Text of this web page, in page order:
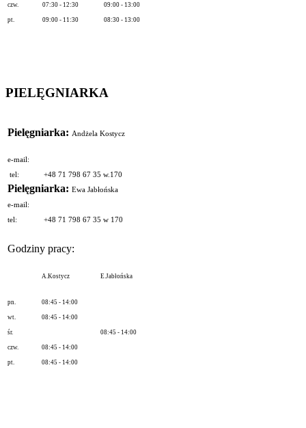
czw. 07:30 - 12:30 09:00 - 13:00
pt. 09:00 - 11:30 08:30 - 13:00
PIELĘGNIARKA
Pielęgniarka: Andżela Kostycz
e-mail:
tel:
+48 71 798 67 35 w.170
Pielęgniarka: Ewa Jabłońska
e-mail:
tel:
+48 71 798 67 35 w 170
Godziny pracy:
A.Kostycz E.Jabłońska
pn. 08:45 - 14:00
wt. 08:45 - 14:00
śr. 08:45 - 14:00
czw. 08:45 - 14:00
pt. 08:45 - 14:00